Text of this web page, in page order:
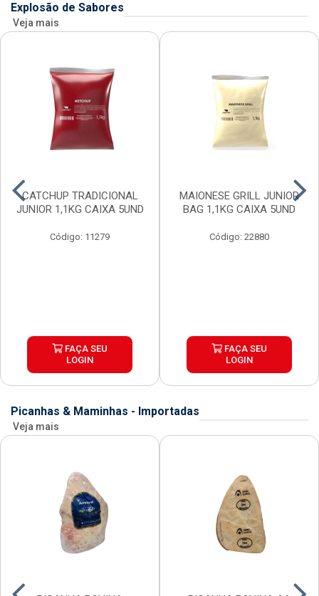
Explosão de Sabores
Veja mais
CATCHUP TRADICIONAL
JUNIOR 1,1KG CAIXA 5UND
Código: 11279
FAÇA SEU
LOGIN
MAIONESE GRILL JUNIOR
BAG 1,1KG CAIXA 5UND
Código: 22880
FAÇA SEU
LOGIN
Picanhas & Maminhas - Importadas
Veja mais